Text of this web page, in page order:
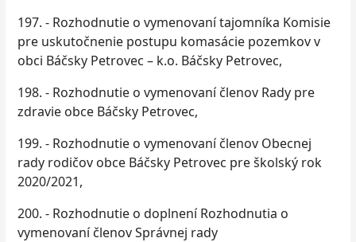
197. - Rozhodnutie o vymenovaní tajomníka Komisie
pre uskutočnenie postupu komasácie pozemkov v
obci Báčsky Petrovec – k.o. Báčsky Petrovec,
198. - Rozhodnutie o vymenovaní členov Rady pre
zdravie obce Báčsky Petrovec,
199. - Rozhodnutie o vymenovaní členov Obecnej
rady rodičov obce Báčsky Petrovec pre školský rok
2020/2021,
200. - Rozhodnutie o doplnení Rozhodnutia o
vymenovaní členov Správnej rady